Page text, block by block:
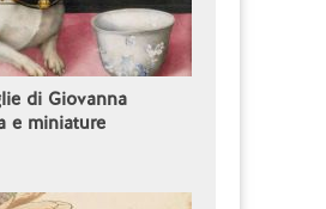
di Giovanna
e miniature